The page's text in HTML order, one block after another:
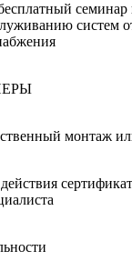
систем
монтаж